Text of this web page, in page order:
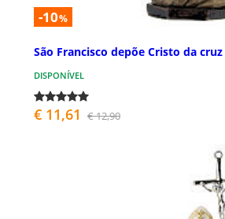
-10%
São Francisco depõe Cristo da
DISPONÍVEL
€ 11,61 € 12,90